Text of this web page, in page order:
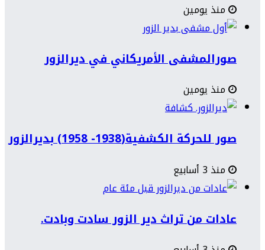
منذ يومين
صورالمشفى الأمريكاني في ديرالزور
منذ يومين
صور للحركة الكشفية(1938- 1958) بديرالزور
منذ 3 أسابيع
عادات من تراث دير الزور سادت وبادت.